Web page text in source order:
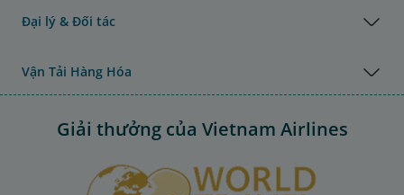
Đại lý & Đối tác
Vận Tải Hàng Hóa
Giải thưởng của Vietnam Airlines